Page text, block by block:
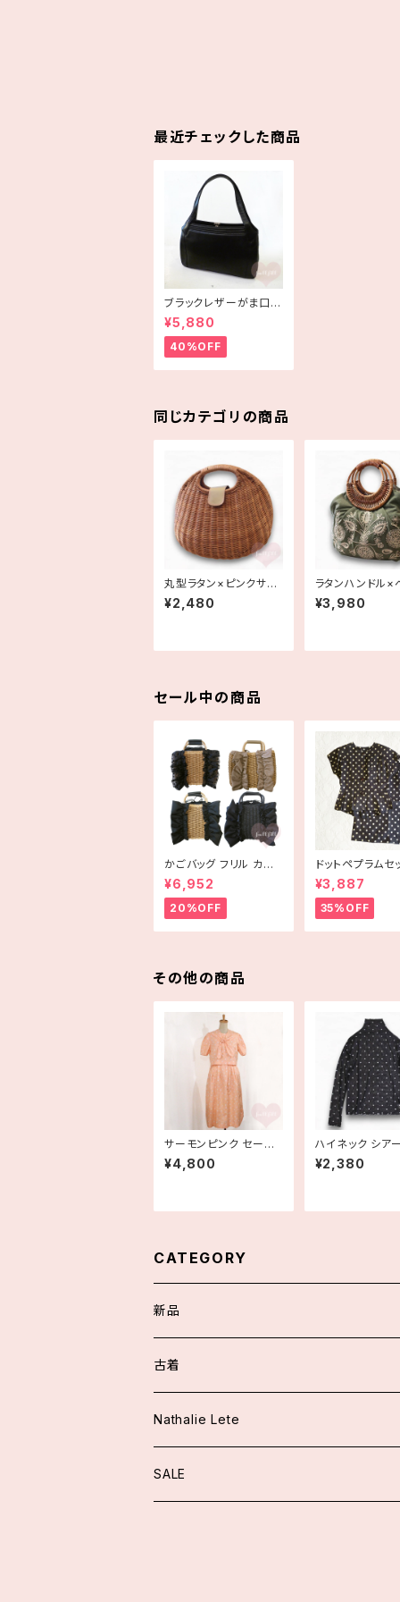
最近チェックした商品
ブラックレザーがま口ハ
ンドバッグ
¥5,880
40%OFF
同じカテゴリの商品
丸型ラタン×ピンクサテ
ン内布のナチュラルかご
バッグ BAG vintage
¥2,480
ラタンハンドル×
ム刺繍ファブリ
ミアンバッグ 手
¥3,980
セール中の商品
かごバッグ フリル カゴ
バッグ bag 手編み ハ
ンドメイド
¥6,952
20%OFF
ドットペプラムセ
プ 古着
¥3,887
35%OFF
その他の商品
サーモンピンク セーラ
ー襟付きドッキングワン
ピース 古着
¥4,800
ハイネック シア
ス 水玉 ドット
袖
¥2,380
CATEGORY
新品
スカート/パンツ
アウター
ジャケット
トップス
古着
ワンピース
トップス
Nathalie Lete
SALE